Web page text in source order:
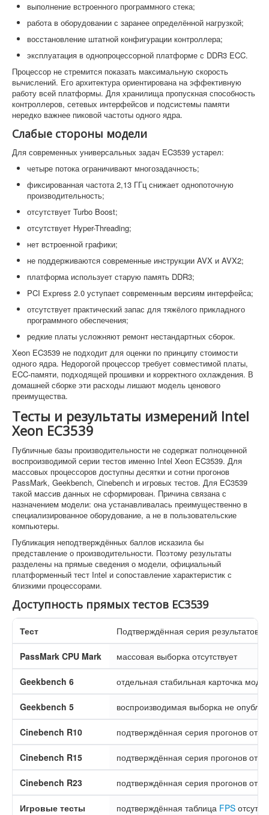
выполнение встроенного программного стека;
работа в оборудовании с заранее определённой нагрузкой;
восстановление штатной конфигурации контроллера;
эксплуатация в однопроцессорной платформе с DDR3 ECC.
Процессор не стремится показать максимальную скорость
вычислений. Его архитектура ориентирована на эффективную
работу всей платформы. Для хранилища пропускная способность
контроллеров, сетевых интерфейсов и подсистемы памяти
нередко важнее пиковой частоты одного ядра.
Слабые стороны модели
Для современных универсальных задач EC3539 устарел:
четыре потока ограничивают многозадачность;
фиксированная частота 2,13 ГГц снижает однопоточную
производительность;
отсутствует Turbo Boost;
отсутствует Hyper-Threading;
нет встроенной графики;
не поддерживаются современные инструкции AVX и AVX2;
платформа использует старую память DDR3;
PCI Express 2.0 уступает современным версиям интерфейса;
отсутствует практический запас для тяжёлого прикладного
программного обеспечения;
редкие платы усложняют ремонт нестандартных сборок.
Xeon EC3539 не подходит для оценки по принципу стоимости
одного ядра. Недорогой процессор требует совместимой платы,
ECC-памяти, подходящей прошивки и корректного охлаждения. В
домашней сборке эти расходы лишают модель ценового
преимущества.
Тесты и результаты измерений Intel
Xeon EC3539
Публичные базы производительности не содержат полноценной
воспроизводимой серии тестов именно Intel Xeon EC3539. Для
массовых процессоров доступны десятки и сотни прогонов
PassMark, Geekbench, Cinebench и игровых тестов. Для EC3539
такой массив данных не сформирован. Причина связана с
назначением модели: она устанавливалась преимущественно в
специализированное оборудование, а не в пользовательские
компьютеры.
Публикация неподтверждённых баллов исказила бы
представление о производительности. Поэтому результаты
разделены на прямые сведения о модели, официальный
платформенный тест Intel и сопоставление характеристик с
близкими процессорами.
Доступность прямых тестов EC3539
Тест Подтверждённая серия результатов
PassMark CPU Mark массовая выборка отсутствует
Geekbench 6 отдельная стабильная карточка
Geekbench 5 воспроизводимая выборка не
Cinebench R10 подтверждённая серия прогонов
Cinebench R15 подтверждённая серия прогонов
Cinebench R23 подтверждённая серия прогонов
Игровые тесты подтверждённая таблица FPS